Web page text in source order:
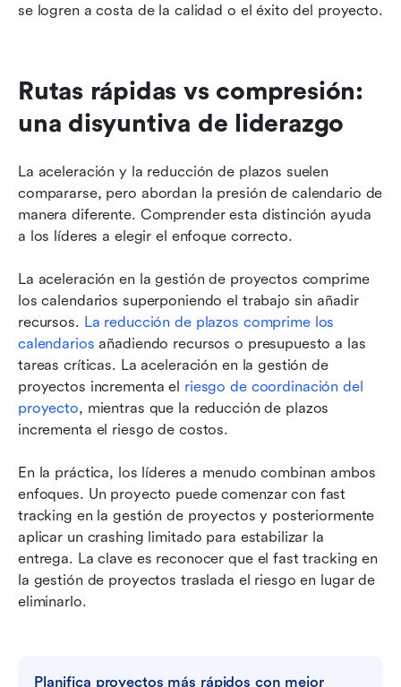
se logren a costa de la calidad o el éxito del proyecto.
Rutas rápidas vs compresión:
una disyuntiva de liderazgo
La aceleración y la reducción de plazos suelen
compararse, pero abordan la presión de calendario de
manera diferente. Comprender esta distinción ayuda
a los líderes a elegir el enfoque correcto.
La aceleración en la gestión de proyectos comprime
los calendarios superponiendo el trabajo sin añadir
recursos. La reducción de plazos comprime los
calendarios añadiendo recursos o presupuesto a las
tareas críticas. La aceleración en la gestión de
proyectos incrementa el riesgo de coordinación del
proyecto, mientras que la reducción de plazos
incrementa el riesgo de costos.
En la práctica, los líderes a menudo combinan ambos
enfoques. Un proyecto puede comenzar con fast
tracking en la gestión de proyectos y posteriormente
aplicar un crashing limitado para estabilizar la
entrega. La clave es reconocer que el fast tracking en
la gestión de proyectos traslada el riesgo en lugar de
eliminarlo.
Planifica proyectos más rápidos con mejor